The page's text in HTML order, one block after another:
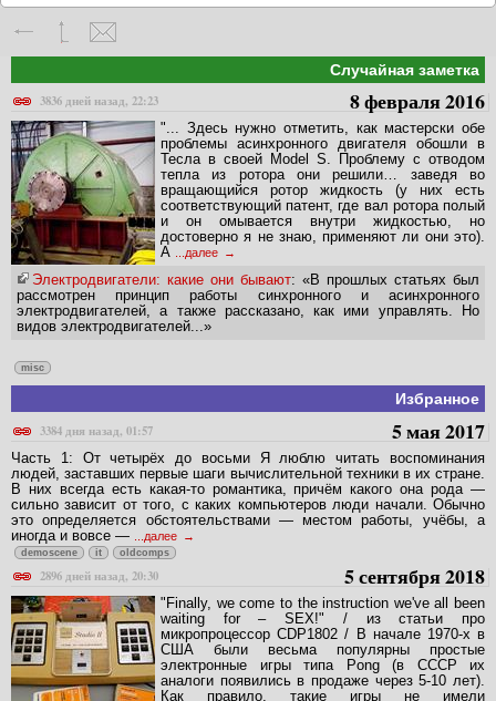
Случайная заметка
3836 дней назад, 22:23
8 февраля 2016
"... Здесь нужно отметить, как мастерски обе
проблемы асинхронного двигателя обошли в
Тесла в своей Model S. Проблему с отводом
тепла из ротора они решили… заведя во
вращающийся ротор жидкость (у них есть
соответствующий патент, где вал ротора полый
и он омывается внутри жидкостью, но
достоверно я не знаю, применяют ли они это).
А
...далее
Электродвигатели: какие они бывают: «В прошлых статьях был
рассмотрен принцип работы синхронного и асинхронного
электродвигателей, а также рассказано, как ими управлять. Но
видов электродвигателей...»
misc
Избранное
3384 дня назад, 01:57
5 мая 2017
Часть 1: От четырёх до восьми Я люблю читать воспоминания
людей, заставших первые шаги вычислительной техники в их стране.
В них всегда есть какая-то романтика, причём какого она рода —
сильно зависит от того, с каких компьютеров люди начали. Обычно
это определяется обстоятельствами — местом работы, учёбы, а
иногда и вовсе —
...далее
demoscene it oldcomps
2896 дней назад, 20:30 5 сентября 2018
"Finally, we come to the instruction we've all been
waiting for – SEX!" / из статьи про
микропроцессор CDP1802 / В начале 1970-х в
США были весьма популярны простые
электронные игры типа Pong (в СССР их
аналоги появились в продаже через 5-10 лет).
Как правило, такие игры не имели